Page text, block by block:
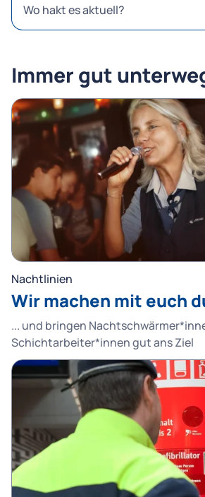
Wo hakt es aktuell?
Immer gut
Nachtlinien
Wir machen mit euch
... und bringen
Schichtarbeiter*innen gut ans Ziel